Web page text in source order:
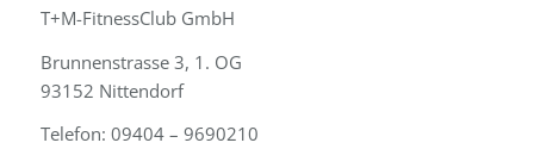
T+M-FitnessClub GmbH
Brunnenstrasse 3, 1. OG
93152 Nittendorf
Telefon: 09404 – 9690210